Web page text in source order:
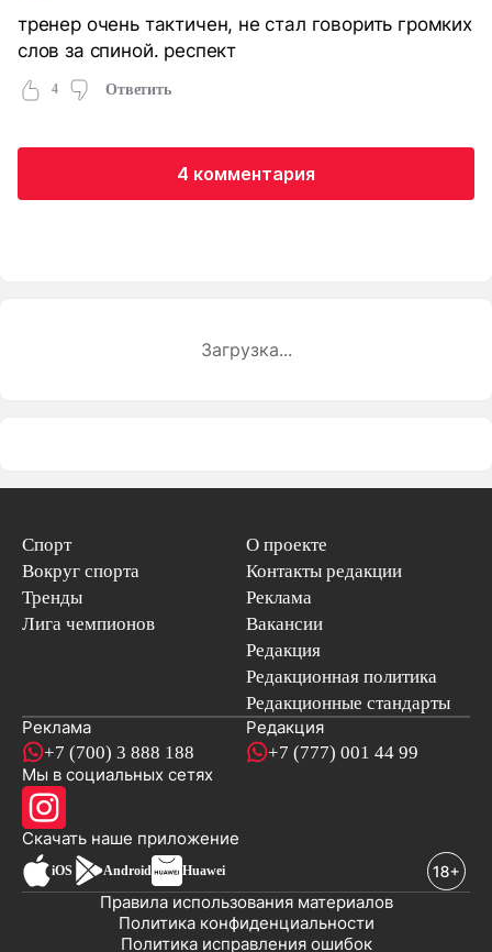
тренер очень тактичен, не стал говорить громких
слов за спиной. респект
4 Ответить
4 комментария
Загрузка...
Спорт
Вокруг спорта
Тренды
Лига чемпионов
О проекте
Контакты редакции
Реклама
Вакансии
Редакция
Редакционная политика
Редакционные стандарты
Реклама
+7 (700) 3 888 188
Редакция
+7 (777) 001 44 99
Мы в социальных сетях
Скачать наше приложениеновостей
iOS Android Huawei
Политика исправления ошибок
Политика конфиденциальности
Правила использования материалов